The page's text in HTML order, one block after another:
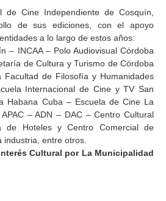
de Cine Independiente de Cosquín,
de sus ediciones, con el apoyo
a lo largo de estos años:
– INCAA – Polo Audiovisual Córdoba
de Cultura y Turismo de Córdoba
Facultad de Filosofía y Humanidades
Internacional de Cine y TV San
Habana Cuba – Escuela de Cine La
– ADN – DAC – Centro Cultural
de Hoteles y Centro Comercial de
industria, entre otros.
Cultural por La Municipalidad